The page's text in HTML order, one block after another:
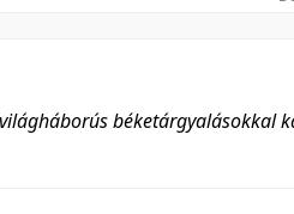
béketárgyalásokkal